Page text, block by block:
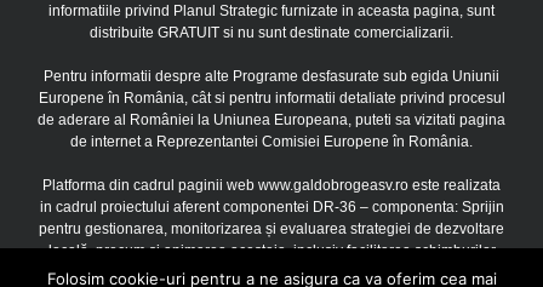
informatiile privind Planul Strategic furnizate in aceasta pagina, sunt
distribuite GRATUIT si nu sunt destinate comercializarii.
Pentru informatii despre alte Programe desfasurate sub egida Uniunii
Europene în România, cât si pentru informatii detaliate privind procesul
de aderare al României la Uniunea Europeana, puteti sa vizitati pagina
de internet a Reprezentantei Comisiei Europene în România.
Platforma din cadrul paginii web www.galdobrogeasv.ro este realizata
in cadrul proiectului aferent componentei DR-36 – componenta: Sprijin
pentru gestionarea, monitorizarea și evaluarea strategiei de dezvoltare
locală, precum și animarea acesteia, inclusiv facilitarea schimburilor
între părțile interesate, finantat prin Uniunea Europeana si Guvernul
Folosim cookie-uri pentru a ne asigura ca va oferim cea mai